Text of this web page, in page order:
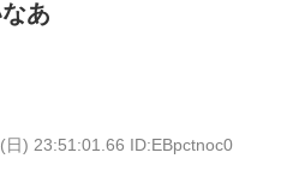
あ
日) 23:51:01.66 ID:EBpctnoc0